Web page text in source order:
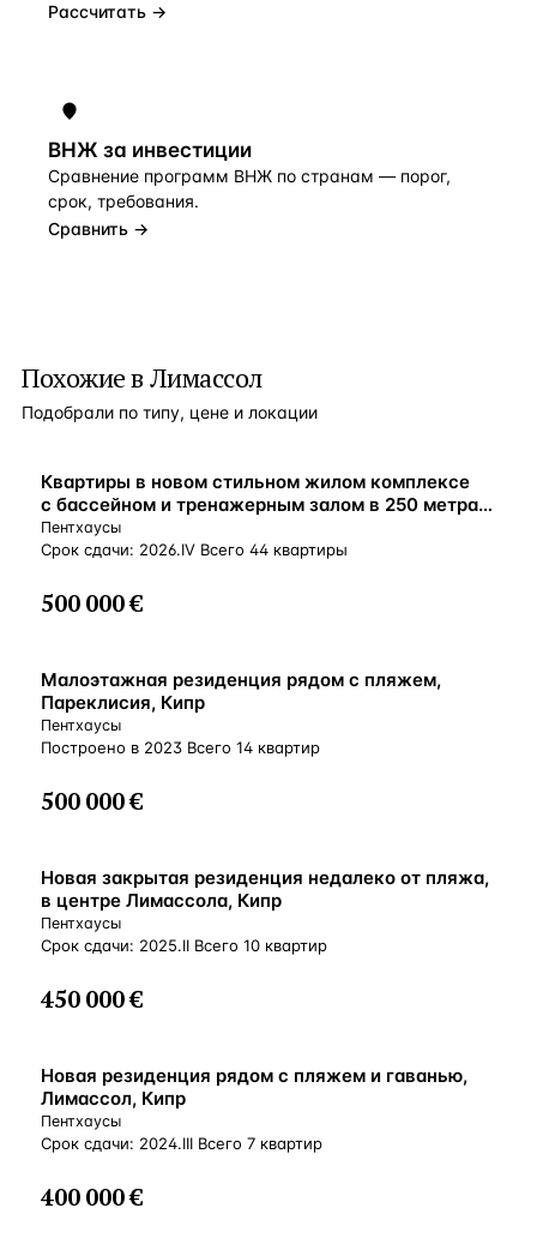
Рассчитать →
ВНЖ за инвестиции
Сравнение программ ВНЖ по странам — порог,
срок, требования.
Сравнить →
Похожие в Лимассол
Подобрали по типу, цене и локации
ВНЖ
Квартиры в новом стильном жилом комплексе
с бассейном и тренажерным залом в 250 метрах
от пляжа, Агиос Тихонас, Кипр
Пентхаусы
Срок сдачи: 2026.IV Всего 44 квартиры
500 000 €
ВНЖ
Малоэтажная резиденция рядом с пляжем,
Пареклисия, Кипр
Пентхаусы
Построено в 2023 Всего 14 квартир
500 000 €
ВНЖ
Новая закрытая резиденция недалеко от пляжа,
в центре Лимассола, Кипр
Пентхаусы
Срок сдачи: 2025.II Всего 10 квартир
450 000 €
ВНЖ
Новая резиденция рядом с пляжем и гаванью,
Лимассол, Кипр
Пентхаусы
Срок сдачи: 2024.III Всего 7 квартир
400 000 €